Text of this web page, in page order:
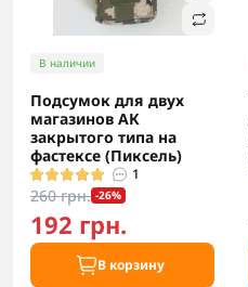
В наличии
Подсумок для двух
магазинов АК
закрытого типа на
фастексе (Пиксель)
1
260 грн. -26%
192 грн.
В корзину